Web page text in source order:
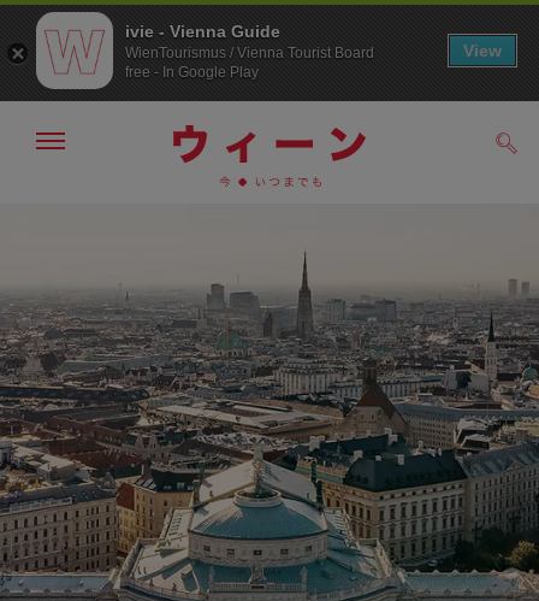
へ
ジ
の
ト
ッ
プ
へ
メ
非
表
示
ivie - Vienna Guide
WienTourismus / Vienna Tourist Board
free - In Google Play
View